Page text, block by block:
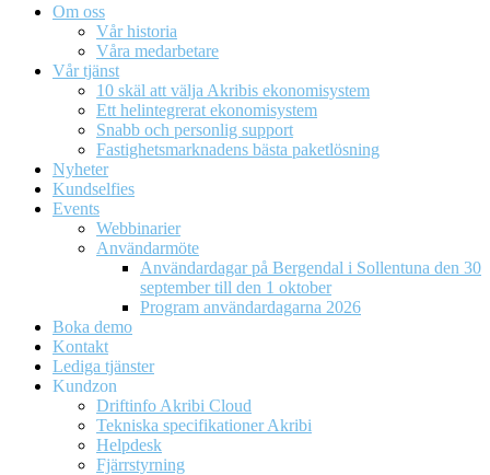
Om oss
Vår historia
Våra medarbetare
Vår tjänst
10 skäl att välja Akribis ekonomisystem
Ett helintegrerat ekonomisystem
Snabb och personlig support
Fastighetsmarknadens bästa paketlösning
Nyheter
Kundselfies
Events
Webbinarier
Användarmöte
Användardagar på Bergendal i Sollentuna den 30
september till den 1 oktober
Program användardagarna 2026
Boka demo
Kontakt
Lediga tjänster
Kundzon
Driftinfo Akribi Cloud
Tekniska specifikationer Akribi
Helpdesk
Fjärrstyrning